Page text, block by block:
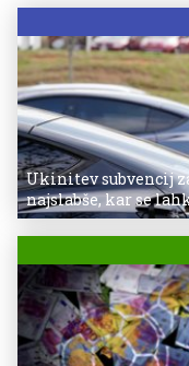
Ukinitev subvencij
najslabše, kar se